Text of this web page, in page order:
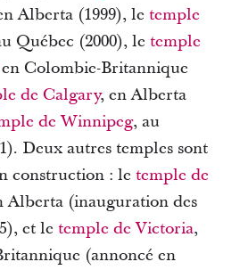
Alberta (1999), le temple
Québec (2000), le temple
Colombie-Britannique
de Calgary, en Alberta
de Winnipeg, au
Deux autres temples sont
construction : le temple de
Alberta (inauguration des
et le temple de Victoria,
(annoncé en